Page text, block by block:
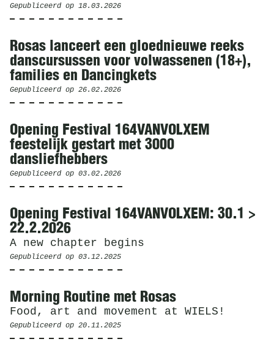
Gepubliceerd op 18.03.2026
Rosas lanceert een gloednieuwe reeks
danscursussen voor volwassenen (18+),
families en Dancingkets
Gepubliceerd op 26.02.2026
Opening Festival 164VANVOLXEM
feestelijk gestart met 3000
dansliefhebbers
Gepubliceerd op 03.02.2026
Opening Festival 164VANVOLXEM: 30.1 >
22.2.2026
A new chapter begins
Gepubliceerd op 03.12.2025
Morning Routine met Rosas
Food, art and movement at WIELS!
Gepubliceerd op 20.11.2025